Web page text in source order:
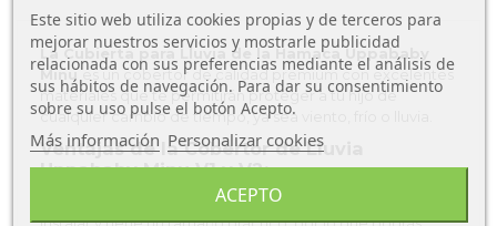
La Cubierta para Lluvia de la Hamaca Uppababy
Minues un cobertor de calidad premium con excelentes
materiales que te permitirán proteger a tu hijo de
cualquier cambio de tiempo, ya sea viento, frío o lluvia.
Ventajas de la Cobertor de Lluvia
Uppababy Minu V1 y V2:
Este protector para la lluvia premium es muy fácil de
Este sitio web utiliza cookies propias y de terceros para
mejorar nuestros servicios y mostrarle publicidad
relacionada con sus preferencias mediante el análisis de
sus hábitos de navegación. Para dar su consentimiento
sobre su uso pulse el botón Acepto.
Más información Personalizar cookies
ACEPTO